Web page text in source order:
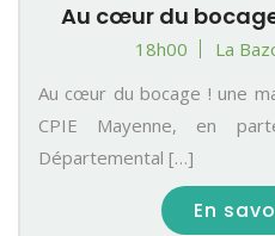
Au cœur du
18h00
La
Au cœur du bocage ! une
CPIE Mayenne, en
Départemental […]
En